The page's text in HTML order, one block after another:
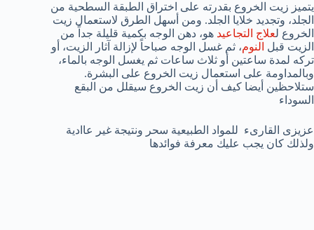
يتميز زيت الخروع بقدرته على اختراق الطبقة السطحية من
الجلد، وتجديد خلايا الجلد. ومن أسهل الطرق لاستعمال زيت
الخروع لعلاج التجاعيد هو، دهن الوجه بكمية قليلة جداً من
الزيت قبل النوم، ثم غسل الوجه صباحاً لإزالة آثار الزيت، أو
تركه لمدة ساعتين أو ثلاث ساعات ثم يغسل الوجه بالماء،
وبالمداومة على استعمال زيت الخروع على البشرة.
ستلاحظين أيضا كيف أن زيت الخروع سيقلل من البقع
السوداء
عزيزى القارىء للمواد الطبيعية سحر ونتيجة غير عاادية
ولذلك كان يجب عليك معرفة فوائدها